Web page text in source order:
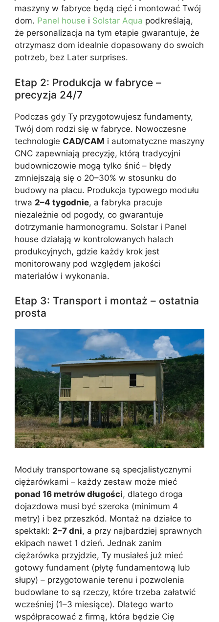
maszyny w fabryce będą cięć i montować Twój
dom. Panel house i Solstar Aqua podkreślają,
że personalizacja na tym etapie gwarantuje, że
otrzymasz dom idealnie dopasowany do swoich
potrzeb, bez Later surprises.
Etap 2: Produkcja w fabryce –
precyzja 24/7
Podczas gdy Ty przygotowujesz fundamenty,
Twój dom rodzi się w fabryce. Nowoczesne
technologie CAD/CAM i automatyczne maszyny
CNC zapewniają precyzję, którą tradycyjni
budowniczowie mogą tylko śnić – błędy
zmniejszają się o 20–30% w stosunku do
budowy na placu. Produkcja typowego modułu
trwa 2–4 tygodnie, a fabryka pracuje
niezależnie od pogody, co gwarantuje
dotrzymanie harmonogramu. Solstar i Panel
house działają w kontrolowanych halach
produkcyjnych, gdzie każdy krok jest
monitorowany pod względem jakości
materiałów i wykonania.
Etap 3: Transport i montaż – ostatnia
prosta
Moduły transportowane są specjalistycznymi
ciężarówkami – każdy zestaw może mieć
ponad 16 metrów długości, dlatego droga
dojazdowa musi być szeroka (minimum 4
metry) i bez przeszkód. Montaż na działce to
spektakl: 2–7 dni, a przy najbardziej sprawnych
ekipach nawet 1 dzień. Jednak zanim
ciężarówka przyjdzie, Ty musiałeś już mieć
gotowy fundament (płytę fundamentową lub
słupy) – przygotowanie terenu i pozwolenia
budowlane to są rzeczy, które trzeba załatwić
wcześniej (1–3 miesiące). Dlatego warto
współpracować z firmą, która będzie Cię